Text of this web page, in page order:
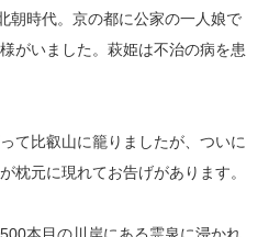
朝時代。京の都に公家の一人娘で
がいました。萩姫は不治の病を患
て比叡山に籠りましたが、ついに
枕元に現れてお告げがあります。